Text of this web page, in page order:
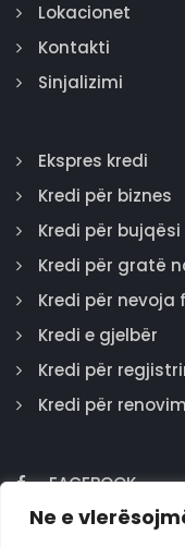
Ne e
Lokacionet
Kontakti
Sinjalizimi
Ekspres kredi
Kredi për biznes
Kredi për bujqësi
Kredi për gratë
Kredi për nevoja
Kredi e gjelbër
Kredi për
Kredi për renovim
FACEBOOK
GOOGLE